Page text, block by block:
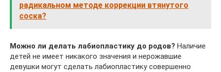
радикальном методе коррекции втянутого
соска?
Можно ли делать лабиопластику до родов? Наличие
детей не имеет никакого значения и нерожавшие
девушки могут сделать лабиопластику совершенно